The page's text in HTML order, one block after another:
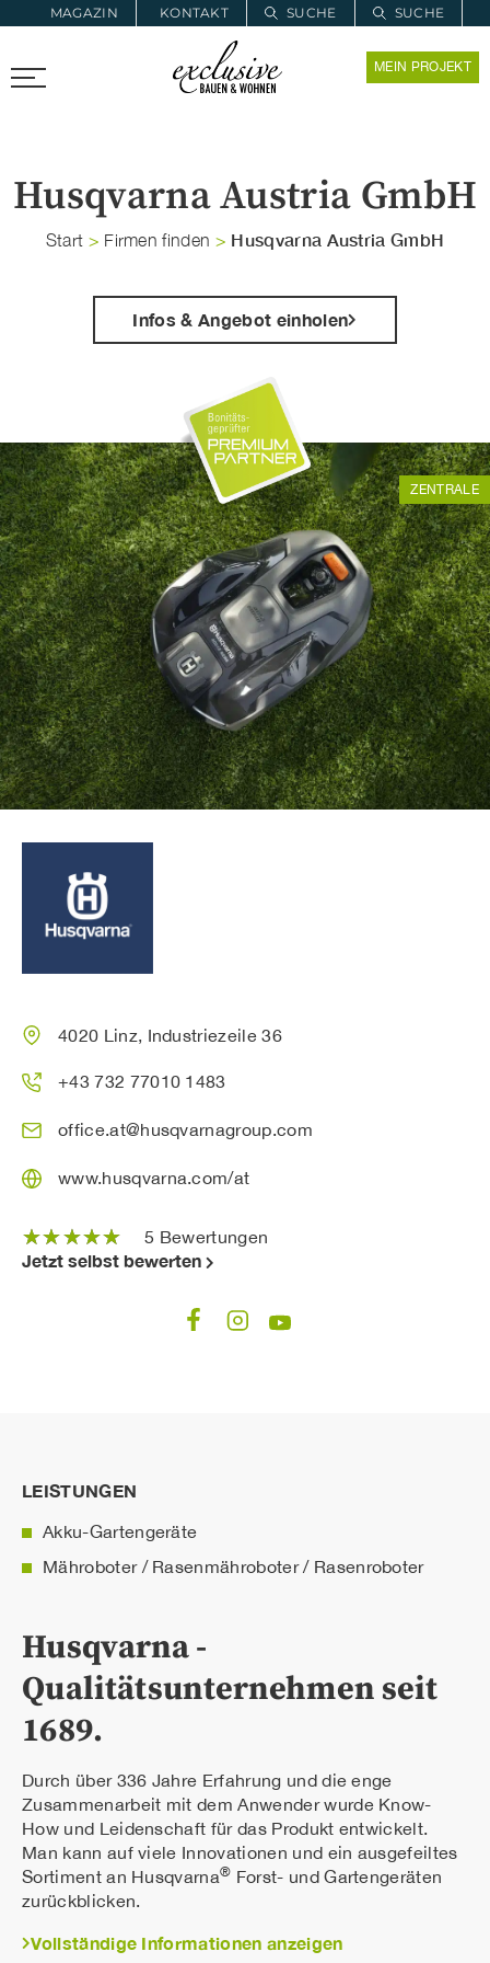
MAGAZIN KONTAKT SUCHE
SUCHE
PROARCHITEC PROINSTALL MEIN PROJEKT
Husqvarna Austria GmbH
Start > Firmen finden > Husqvarna Austria GmbH
Infos & Angebot einholen
ZENTRALE
4020 Linz, Industriezeile 36
+43 732 77010 1483
office.at@husqvarnagroup.com
www.husqvarna.com/at
5 Bewertungen
☆☆☆☆☆
Jetzt selbst bewerten
Husqvarna -
Qualitätsunternehmen seit
1689.
Durch über 336 Jahre Erfahrung und die enge
Zusammenarbeit mit dem Anwender wurde Know-
How und Leidenschaft für das Produkt entwickelt.
Man kann auf viele Innovationen und ein ausgefeiltes
Sortiment an Husqvarna® Forst- und Gartengeräten
zurückblicken.
Vollständige Informationen anzeigen
LEISTUNGEN
Akku-Gartengeräte
Mähroboter / Rasenmähroboter / Rasenroboter